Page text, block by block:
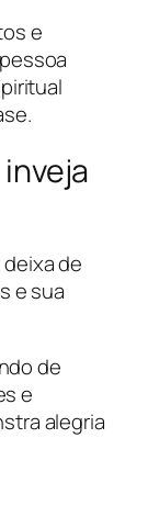
e
de
e sua
de
e
alegria